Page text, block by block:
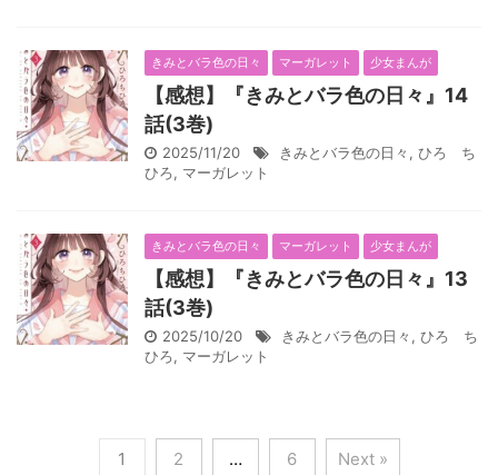
きみとバラ色の日々 マーガレット 少女まんが
【感想】『きみとバラ色の日々』14
話(3巻)
2025/11/20 きみとバラ色の日々 , ひろ ち
ひろ, マーガレット
きみとバラ色の日々 マーガレット 少女まんが
【感想】『きみとバラ色の日々』13
話(3巻)
2025/10/20 きみとバラ色の日々 , ひろ ち
ひろ, マーガレット
1 2 … 6 Next »